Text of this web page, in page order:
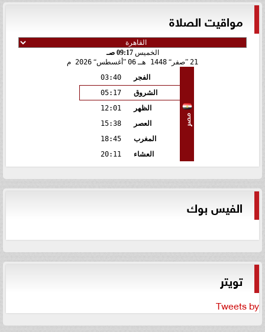
مواقيت الصلاة
الخميس09:17 صـ
21
صفر 1448 هـ 06 أغسطس 2026 م
مصر
الفجر
03:40
الشروق
05:17
الظهر
12:01
العصر
15:38
المغرب
18:45
العشاء
20:11
الفيس بوك
تويتر
Tweets by